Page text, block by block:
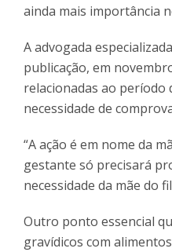
ainda mais importância
A advogada
publicação, em
relacionadas ao período
necessidade de
“A ação é em nome da
gestante só precisará
necessidade da mãe do
Outro ponto essencial
gravídicos com